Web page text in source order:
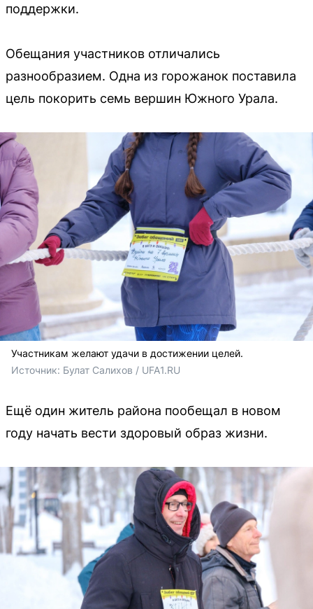
поддержки.
Обещания участников отличались
разнообразием. Одна из горожанок поставила
цель покорить семь вершин Южного Урала.
Участникам желают удачи в достижении целей.
Источник: Булат Салихов / UFA1.RU
Ещё один житель района пообещал в новом
году начать вести здоровый образ жизни.